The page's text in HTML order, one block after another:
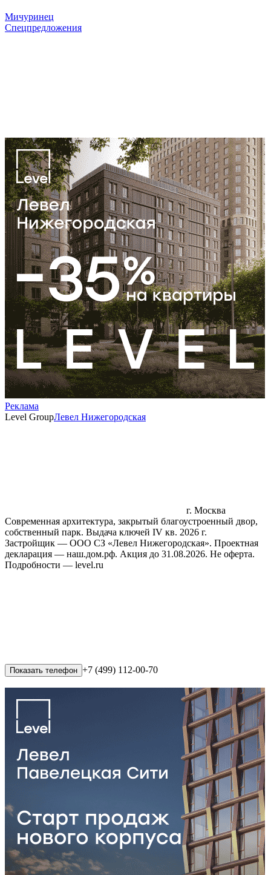
Мичуринец
Спецпредложения
Реклама
Level GroupЛевел Нижегородская
г. Москва
Современная архитектура, закрытый благоустроенный двор,
собственный парк. Выдача ключей IV кв. 2026 г.
Застройщик — ООО СЗ «Левел Нижегородская». Проектная
декларация — наш.дом.рф. Акция до 31.08.2026. Не оферта.
Подробности — level.ru
Показать телефон +7 (499) 112-00-70